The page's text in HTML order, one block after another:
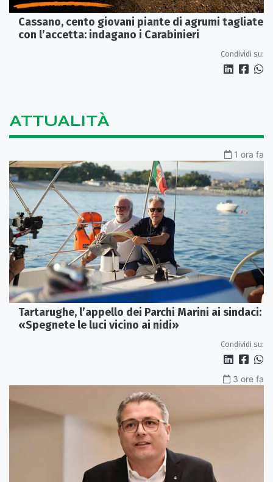
Cassano, cento giovani piante di agrumi tagliate
con l’accetta: indagano i Carabinieri
Condividi su:
ATTUALITÀ
1 ora fa
Tartarughe, l’appello dei Parchi Marini ai sindaci:
«Spegnete le luci vicino ai nidi»
Condividi su:
3 ore fa